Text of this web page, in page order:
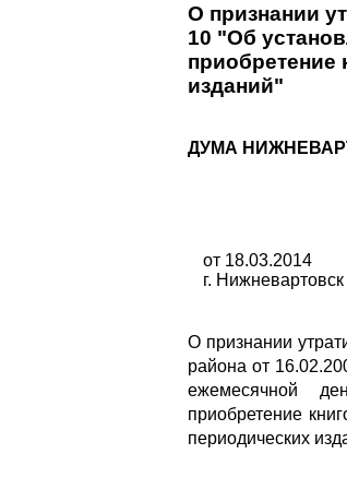
О признании
10 "Об
приобретение
изданий"
ДУМА
от 18.03.2014
г. Нижневартовск
О признании
района от
ежемесячной
приобрете­ние
периодических